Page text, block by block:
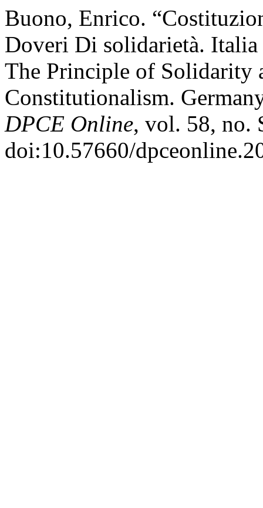
Buono, Enrico.
Doveri Di solidarietà. Italia
The Principle of Solidarity
Constitutionalism.
DPCE Online, vol. 58, no.
doi:10.57660/